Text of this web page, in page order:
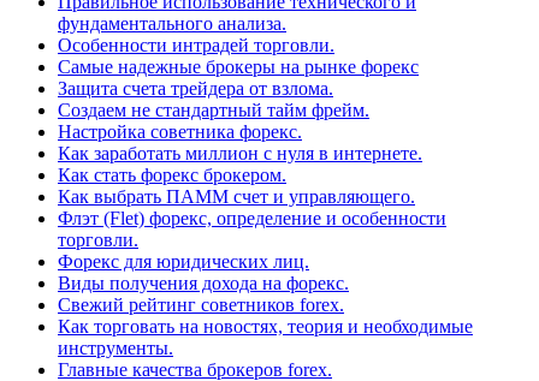
фундаментального анализа.
Особенности интрадей торговли.
Самые надежные брокеры на рынке форекс
Защита счета трейдера от взлома.
Создаем не стандартный тайм фрейм.
Настройка советника форекс.
Как заработать миллион с нуля в интернете.
Как стать форекс брокером.
Как выбрать ПАММ счет и управляющего.
Флэт (Flet) форекс, определение и особенности
торговли.
Форекс для юридических лиц.
Виды получения дохода на форекс.
Свежий рейтинг советников forex.
Как торговать на новостях, теория и необходимые
инструменты.
Главные качества брокеров forex.